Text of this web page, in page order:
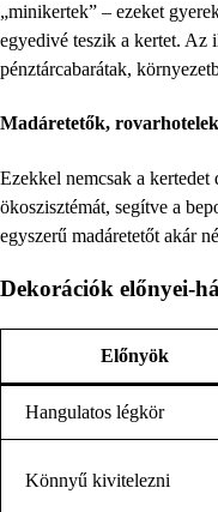
„minikertek” – ezeket
egyedivé teszik a kertet. Az
pénztárcabarátak,
Madáretetők, rovarhotelek
Ezekkel nemcsak a
ökoszisztémát, segítve a
egyszerű madáretetőt akár
Dekorációk előnyei-
Előnyök
Hangulatos légkör
Könnyű kivitelezni